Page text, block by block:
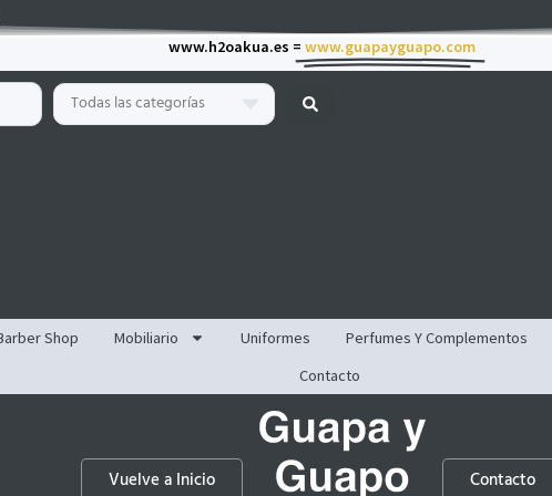
www.h2oakua.es = www.guapayguapo.com
Todas las categorías
Shop Mobiliario Uniformes Perfumes Y Complementos
Contacto
Vuelve a Inicio Contacto